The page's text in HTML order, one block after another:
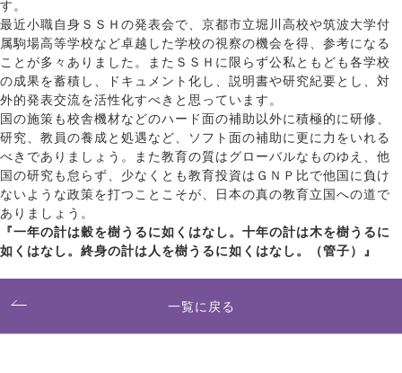
す。
最近小職自身ＳＳＨの発表会で、京都市立堀川高校や筑波大学付
属駒場高等学校など卓越した学校の視察の機会を得、参考になる
ことが多々ありました。またＳＳＨに限らず公私ともども各学校
の成果を蓄積し、ドキュメント化し、説明書や研究紀要とし、対
外的発表交流を活性化すべきと思っています。
国の施策も校舎機材などのハード面の補助以外に積極的に研修、
研究、教員の養成と処遇など、ソフト面の補助に更に力をいれる
べきでありましょう。また教育の質はグローバルなものゆえ、他
国の研究も怠らず、少なくとも教育投資はＧＮＰ比で他国に負け
ないような政策を打つことこそが、日本の真の教育立国への道で
ありましょう。
『一年の計は穀を樹うるに如くはなし。十年の計は木を樹うるに
如くはなし。終身の計は人を樹うるに如くはなし。（管子）』
一覧に戻る